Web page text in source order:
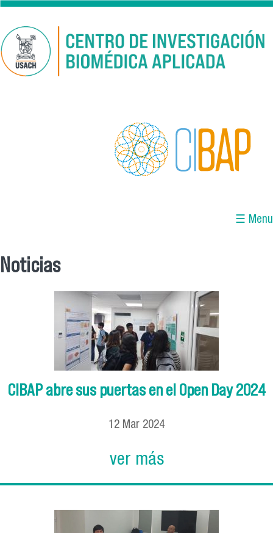
Pasar al contenido principal
☰ Menu
Noticias
CIBAP abre sus puertas en el Open Day 2024
12 Mar 2024
ver más